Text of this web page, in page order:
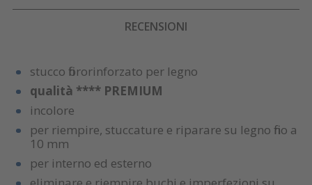
RECENSIONI
stucco fibrorinforzato per legno
qualità **** PREMIUM
incolore
per riempire, stuccature e riparare su legno fino a
10 mm
per interno ed esterno